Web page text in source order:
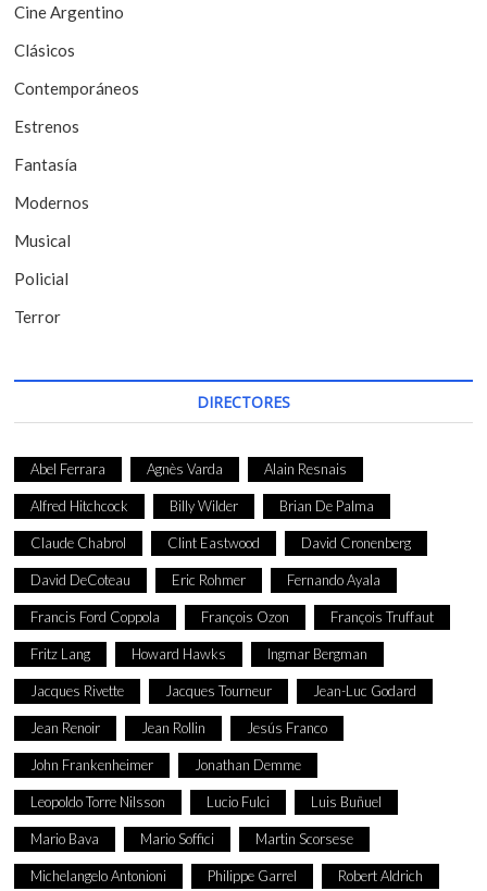
e
e
n
t
r
a
d
a
s
Cine Argentino
Clásicos
Contemporáneos
Estrenos
Fantasía
Modernos
Musical
Policial
Terror
DIRECTORES
Abel Ferrara Agnès Varda Alain Resnais
Alfred Hitchcock Billy Wilder Brian De Palma
Claude Chabrol Clint Eastwood David Cronenberg
David DeCoteau Eric Rohmer Fernando Ayala
Francis Ford Coppola François Ozon François Truffaut
Fritz Lang Howard Hawks Ingmar Bergman
Jacques Rivette Jacques Tourneur Jean-Luc Godard
Jean Renoir Jean Rollin Jesús Franco
John Frankenheimer Jonathan Demme
Leopoldo Torre Nilsson Lucio Fulci Luis Buñuel
Mario Bava Mario Soffici Martin Scorsese
Michelangelo Antonioni Philippe Garrel Robert Aldrich